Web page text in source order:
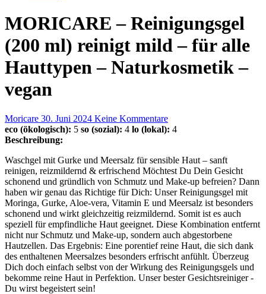
MORICARE – Reinigungsgel
(200 ml) reinigt mild – für alle
Hauttypen – Naturkosmetik –
vegan
Moricare 30. Juni 2024 Keine Kommentare
eco (ökologisch): 5 so (sozial): 4 lo (lokal): 4
Beschreibung:
Waschgel mit Gurke und Meersalz für sensible Haut – sanft
reinigen, reizmildernd & erfrischend Möchtest Du Dein Gesicht
schonend und gründlich von Schmutz und Make-up befreien? Dann
haben wir genau das Richtige für Dich: Unser Reinigungsgel mit
Moringa, Gurke, Aloe-vera, Vitamin E und Meersalz ist besonders
schonend und wirkt gleichzeitig reizmildernd. Somit ist es auch
speziell für empfindliche Haut geeignet. Diese Kombination entfernt
nicht nur Schmutz und Make-up, sondern auch abgestorbene
Hautzellen. Das Ergebnis: Eine porentief reine Haut, die sich dank
des enthaltenen Meersalzes besonders erfrischt anfühlt. Überzeug
Dich doch einfach selbst von der Wirkung des Reinigungsgels und
bekomme reine Haut in Perfektion. Unser bester Gesichtsreiniger -
Du wirst begeistert sein!